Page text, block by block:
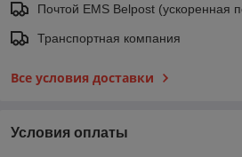
Почтой EMS Belpost (ускоренная
Транспортная компания
Все условия доставки
Условия оплаты